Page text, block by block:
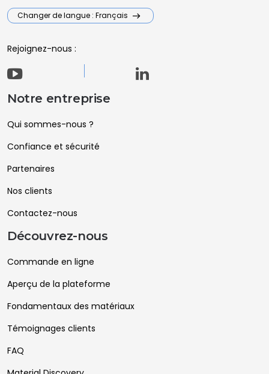
Changer de langue : Français
Rejoignez-nous :
Notre entreprise
Qui sommes-nous ?
Confiance et sécurité
Partenaires
Nos clients
Contactez-nous
Découvrez-nous
Commande en ligne
Aperçu de la plateforme
Fondamentaux des matériaux
Témoignages clients
FAQ